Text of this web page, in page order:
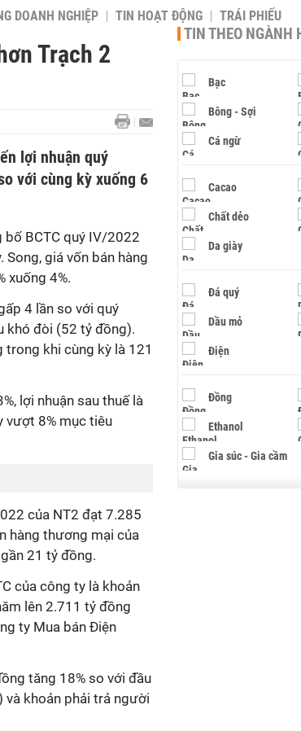
DOANH NGHIỆP TIN HOẠT ĐỘNG TRÁI PHIẾU
Trạch 2
lợi nhuận quý
với cùng kỳ xuống 6
bố BCTC quý IV/2022
giá vốn bán hàng
xuống 4%.
4 lần so với quý
khó đòi (52 tỷ đồng).
trong khi cùng kỳ là 121
lợi nhuận sau thuế là
vượt 8% mục tiêu
của NT2 đạt 7.285
hàng thương mại của
21 tỷ đồng.
của công ty là khoản
lên 2.711 tỷ đồng
ty Mua bán Điện
tăng 18% so với đầu
và khoản phải trả người
TIN THEO NGÀNH
Bạc
Bông - Sợi
Cá ngừ
Cacao
Chất dẻo
Da giày
Đá quý
Dầu mỏ
Điện
Đồng
Ethanol
Gia súc - Gia cầm